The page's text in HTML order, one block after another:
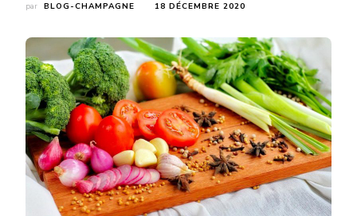
par BLOG-CHAMPAGNE 18 DÉCEMBRE 2020